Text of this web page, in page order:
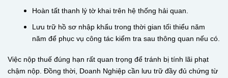
Hoàn tất thanh lý tờ khai trên hệ thống hải quan.
Lưu trữ hồ sơ nhập khẩu trong thời gian tối thiểu năm
năm để phục vụ công tác kiểm tra sau thông quan nếu có.
Việc nộp thuế đúng hạn rất quan trọng để tránh bị tính lãi phạt
chậm nộp. Đồng thời, Doanh Nghiệp cần lưu trữ đầy đủ chứng từ